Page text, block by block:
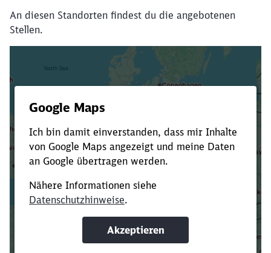
An diesen Standorten findest du die angebotenen
Stellen.
Verkürze die Ladezeit, indem du Suchbegriffe
oder Filter hinzufügst.
Suchbegriffe eingeben